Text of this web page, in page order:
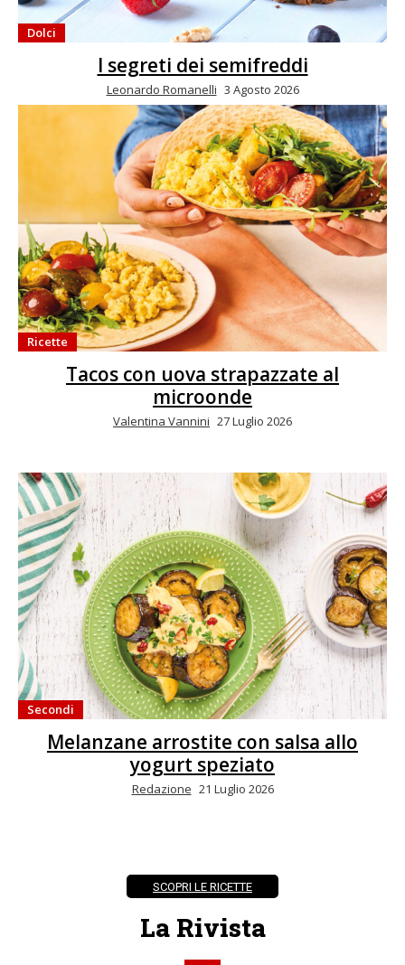
Dolci
I segreti dei semifreddi
Leonardo Romanelli 3 Agosto 2026
Ricette
Tacos con uova strapazzate al
microonde
Valentina Vannini 27 Luglio 2026
Secondi
Melanzane arrostite con salsa allo
yogurt speziato
Redazione 21 Luglio 2026
SCOPRI LE RICETTE
La Rivista